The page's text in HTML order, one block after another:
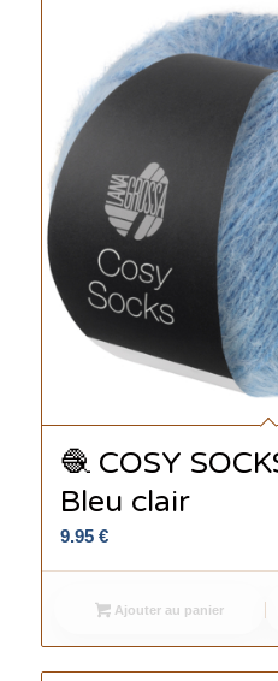
🧶 COSY
Bleu clair
9.95 €
Ajouter au panier